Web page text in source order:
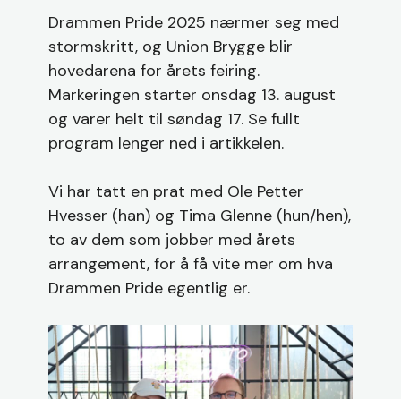
Drammen Pride 2025 nærmer seg med
stormskritt, og Union Brygge blir
hovedarena for årets feiring.
Markeringen starter onsdag 13. august
og varer helt til søndag 17. Se fullt
program lenger ned i artikkelen.
Vi har tatt en prat med Ole Petter
Hvesser (han) og Tima Glenne (hun/hen),
to av dem som jobber med årets
arrangement, for å få vite mer om hva
Drammen Pride egentlig er.